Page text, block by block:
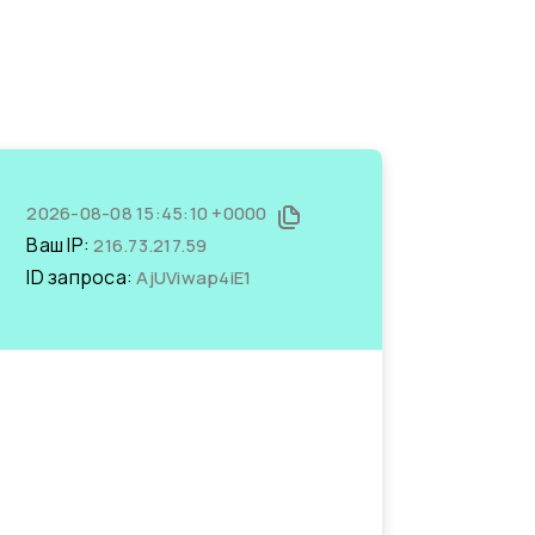
2026-08-08 15:45:10 +0000
Ваш IP:216.73.217.59
ID запроса:AjUViwap4iE1